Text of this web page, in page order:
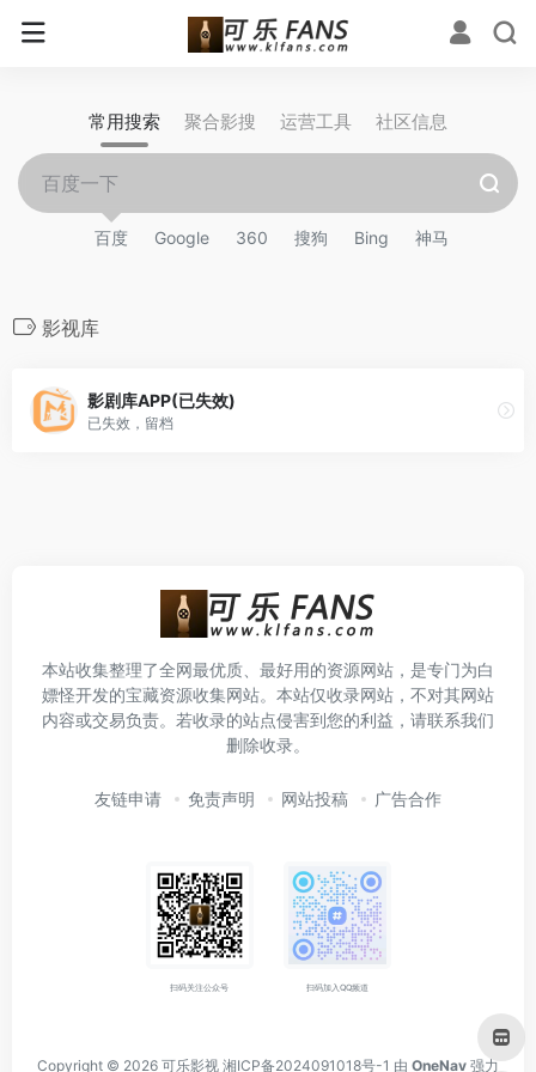
常用搜索 聚合影搜 运营工具 社区信息
百度 Google 360 搜狗 Bing 神马
影视库
影剧库APP(已失效)
已失效，留档
本站收集整理了全网最优质、最好用的资源网站，是专门为白
嫖怪开发的宝藏资源收集网站。本站仅收录网站，不对其网站
内容或交易负责。若收录的站点侵害到您的利益，请联系我们
删除收录。
友链申请 免责声明 网站投稿 广告合作
扫码关注公众号 扫码加入QQ频道
Copyright © 2026 可乐影视 湘ICP备2024091018号-1 由 OneNav 强力